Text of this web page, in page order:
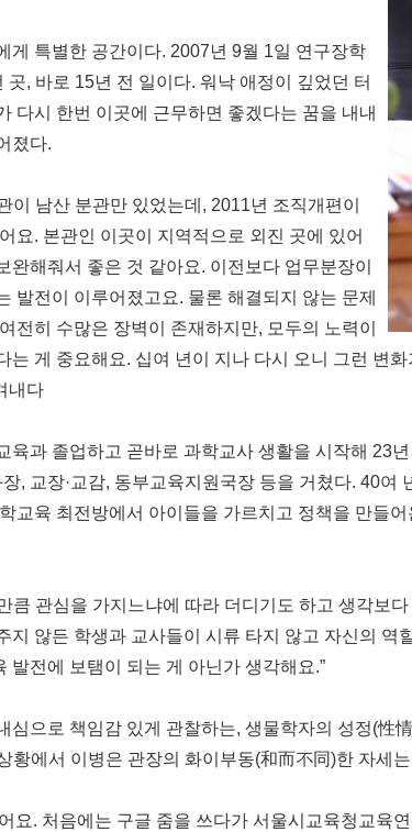
게 특별한 공간이다. 2007년 9월 1일 연구장학
, 바로 15년 전 일이다. 워낙 애정이 깊었던 터
다시 한번 이곳에 근무하면 좋겠다는 꿈을 내내
졌다.
이 남산 분관만 있었는데, 2011년 조직개편이
요. 본관인 이곳이 지역적으로 외진 곳에 있어
해줘서 좋은 것 같아요. 이전보다 업무분장이
발전이 이루어졌고요. 물론 해결되지 않는 문제
전히 수많은 장벽이 존재하지만, 모두의 노력이
는 게 중요해요. 십여 년이 지나 다시 오니 그런 변
내다
육과 졸업하고 곧바로 과학교사 생활을 시작해 23
, 교장·교감, 동부교육지원국장 등을 거쳤다. 40
교육 최전방에서 아이들을 가르치고 정책을 만들
큼 관심을 가지느냐에 따라 더디기도 하고 생각보
지 않든 학생과 교사들이 시류 타지 않고 자신의
발전에 보탬이 되는 게 아닌가 생각해요.”
심으로 책임감 있게 관찰하는, 생물학자의 성정(性
황에서 이병은 관장의 화이부동(和而不同)한 자세
요. 처음에는 구글 줌을 쓰다가 서울시교육청교육